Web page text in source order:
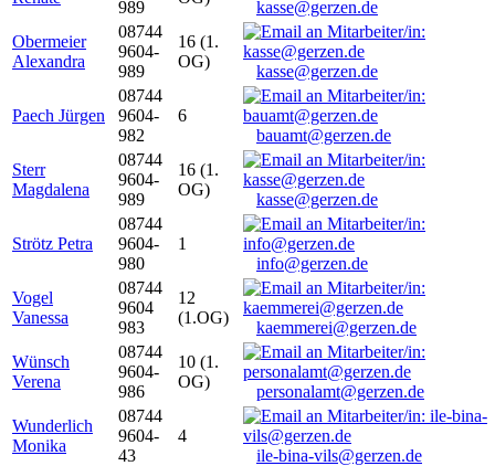
989
kasse@gerzen.de
Obermeier
Alexandra
08744
9604-
989
16 (1.
OG)
kasse@gerzen.de
Paech Jürgen
08744
9604-
982
6
bauamt@gerzen.de
Sterr
Magdalena
08744
9604-
989
16 (1.
OG)
kasse@gerzen.de
Strötz Petra
08744
9604-
980
1
info@gerzen.de
Vogel
Vanessa
08744
9604
983
12
(1.OG)
kaemmerei@gerzen.de
Wünsch
Verena
08744
9604-
986
10 (1.
OG)
personalamt@gerzen.de
Wunderlich
Monika
08744
9604-
43
4
ile-bina-vils@gerzen.de